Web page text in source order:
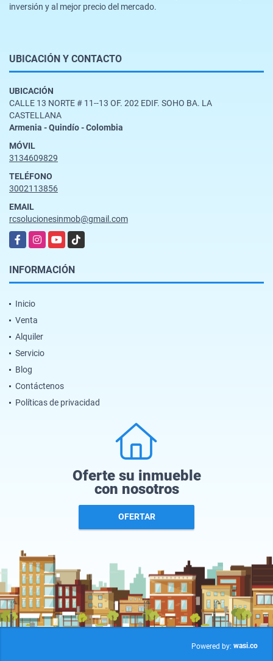
inversión y al mejor precio del mercado.
UBICACIÓN Y CONTACTO
UBICACIÓN
CALLE 13 NORTE # 11--13 OF. 202 EDIF. SOHO BA. LA
CASTELLANA
Armenia - Quindío - Colombia
MÓVIL
3134609829
TELÉFONO
3002113856
EMAIL
rcsolucionesinmob@gmail.com
FacebookInstagramYouTubeTikTok
INFORMACIÓN
Inicio
Venta
Alquiler
Servicio
Blog
Contáctenos
Políticas de privacidad
Oferte su inmueble
con nosotros
OFERTAR
Powered by: wasi.co